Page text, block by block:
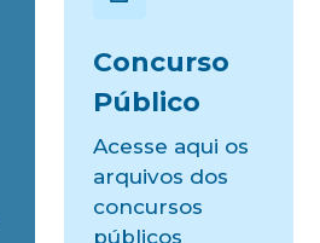
Concurso
Público
Acesse aqui os
arquivos dos
concursos
públicos